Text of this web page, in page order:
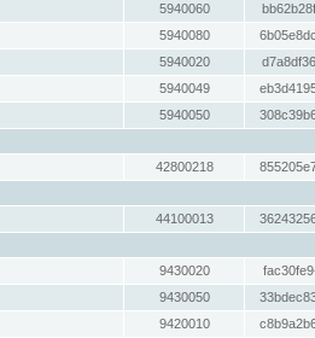
5940060
5940080
5940020
5940049
5940050
42800218
44100013
9430020
9430050
9420010